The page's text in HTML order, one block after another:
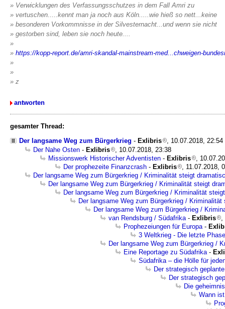
» Verwicklungen des Verfassungsschutzes in dem Fall Amri zu
» vertuschen.....kennt man ja noch aus Köln.....wie hieß so nett...keine
» besonderen Vorkommnisse in der Silvesternacht...und wenn sie nicht
» gestorben sind, leben sie noch heute....
»
» https://kopp-report.de/amri-skandal-mainstream-med...chweigen-
»
»
» z
antworten
gesamter Thread:
Der langsame Weg zum Bürgerkrieg - Exlibris
, 10.07.2018, 22:54
Der Nahe Osten - Exlibris
, 10.07.2018, 23:38
Missionswerk Historischer Adventisten - Exlibris
,
Der prophezeite Finanzcrash - Exlibris
, 11.07.2018,
Der langsame Weg zum Bürgerkrieg / Kriminalität steigt
Der langsame Weg zum Bürgerkrieg / Kriminalität steigt
Der langsame Weg zum Bürgerkrieg / Kriminalität
Der langsame Weg zum Bürgerkrieg /
Der langsame Weg zum Bürgerkrieg /
van Rendsburg / Südafrika- Exlibris
,
Prophezeiungen für Europa-
3 Weltkrieg - Die letzte Phase
Der langsame Weg zum Bürgerkrieg /
Eine Reportage zu Südafrika-
Südafrika – die Hölle für
Der strategisch
Der strategisch
Die
Wann